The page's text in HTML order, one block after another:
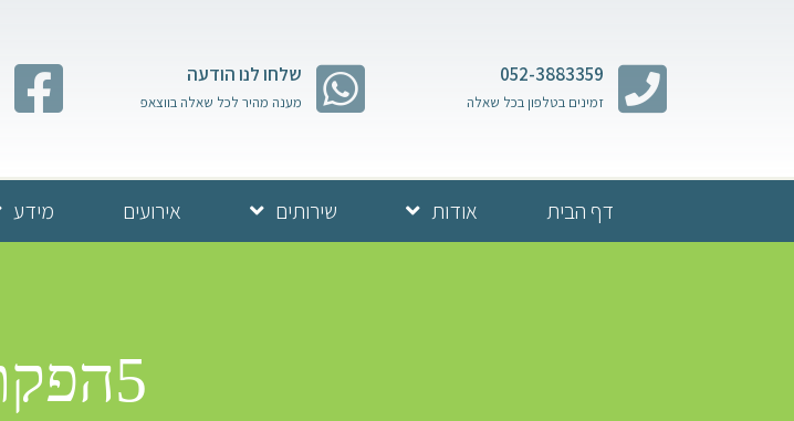
052-3883359
זמינים בטלפון בכל שאלה
שלחו לנו הודעה
מענה מהיר לכל שאלה בווצאפ
דף הבית אודות שירותים אירועים מידע
5הפקת בר מצווה משפחת טל